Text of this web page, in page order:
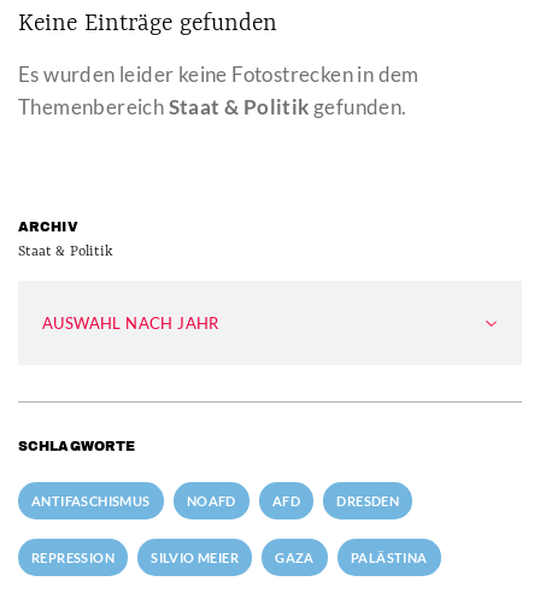
Keine Einträge gefunden
Es wurden leider keine Fotostrecken in dem
ThemenbereichStaat & Politik gefunden.
ARCHIV
Staat & Politik
AUSWAHL NACH JAHR
SCHLAGWORTE
ANTIFASCHISMUS NOAFD AFD DRESDEN
REPRESSION SILVIO MEIER GAZA PALÄSTINA